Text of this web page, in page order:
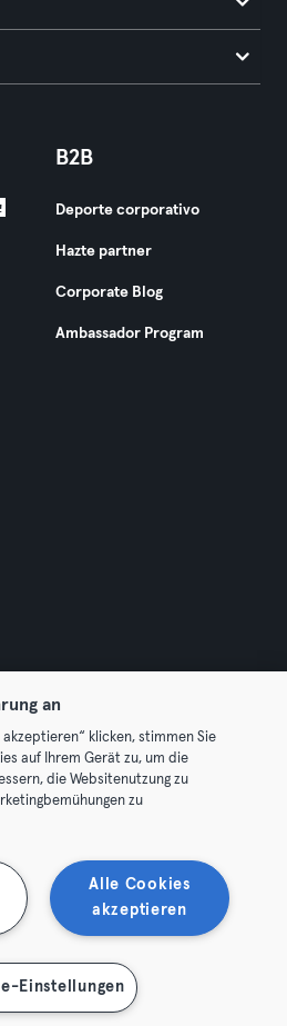
B2B
Deporte corporativo
Hazte partner
Corporate Blog
Ambassador Program
GmbH. All rights reserved.
Desistir de contratos aquí
an
akzeptieren“ klicken, stimmen Sie
auf Ihrem Gerät zu, um die
die Websitenutzung zu
zu
Alle Cookies
akzeptieren
Einstellungen